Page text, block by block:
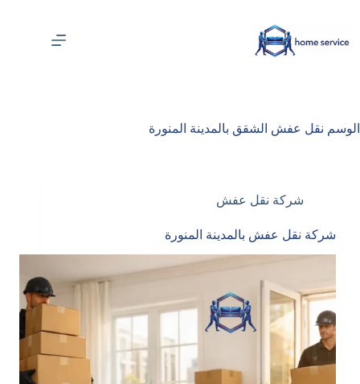
المحتوى
الوسم نقل عفش الشقق بالمدينة المنورة
شركة نقل عفش
شركة نقل عفش بالمدينة المنورة